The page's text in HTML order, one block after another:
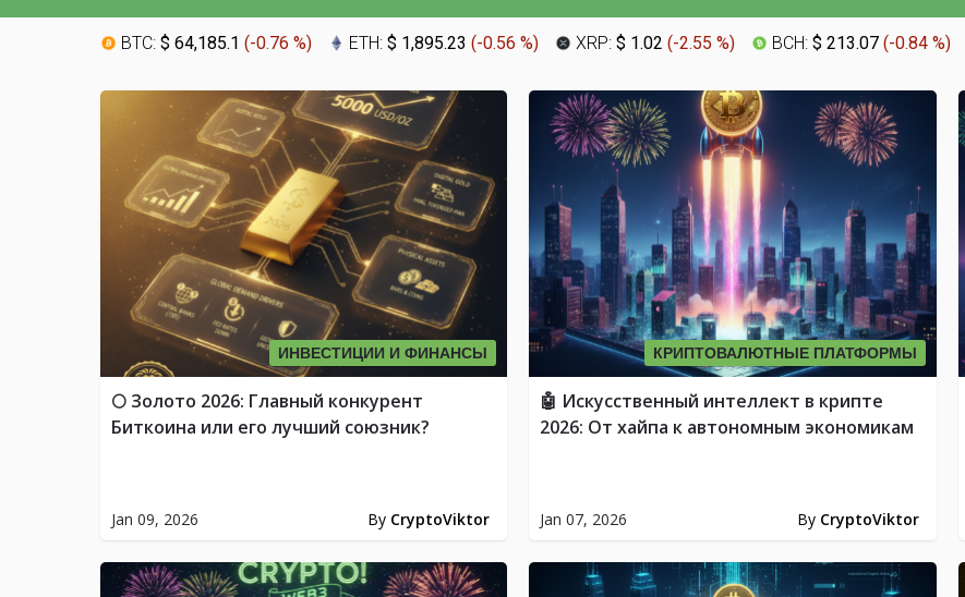
BTC: $ 64,185.1 (-0.76 %) ETH: $ 1,895.23 (-0.56 %) XRP: $ 1.02 (-2.55 %) BCH: $ 213.07 (-0.84 %)
ИНВЕСТИЦИИ И ФИНАНСЫ
Jan 09, 2026 By CryptoViktor
🌕 Золото 2026: Главный конкурент
Биткоина или его лучший союзник?
КРИПТОВАЛЮТНЫЕ ПЛАТФОРМЫ
Jan 07, 2026 By CryptoViktor
🤖 Искусственный интеллект в крипте
2026: От хайпа к автономным экономикам